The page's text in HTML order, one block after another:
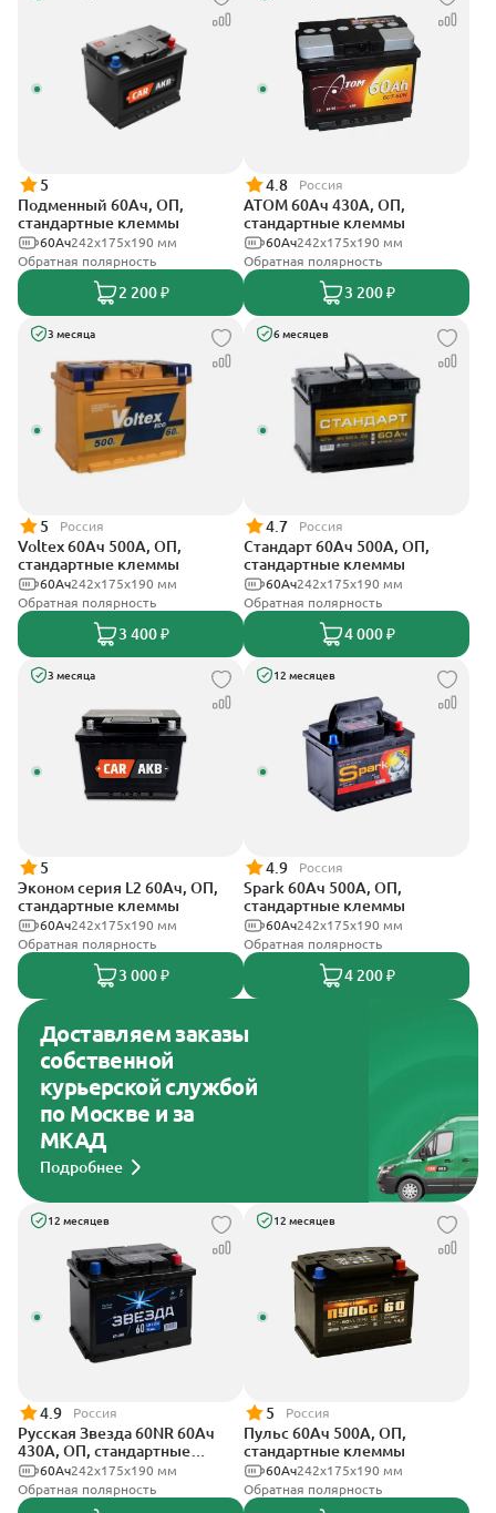
5
Подменный 60Ач, ОП,
стандартные клеммы
242х175х190 мм
60Ач
Обратная полярность
2 200 ₽
4.8 Россия
АТОМ 60Ач 430А, ОП,
стандартные клеммы
242х175х190 мм
60Ач
Обратная полярность
3 200 ₽
3 месяца
5 Россия
Voltex 60Ач 500А, ОП,
стандартные клеммы
242х175х190 мм
60Ач
Обратная полярность
3 400 ₽
6 месяцев
4.7 Россия
Стандарт 60Ач 500А, ОП,
стандартные клеммы
242x175x190 мм
60Ач
Обратная полярность
4 000 ₽
3 месяца
5
Эконом серия L2 60Ач, ОП,
стандартные клеммы
242х175х190 мм
60Ач
Обратная полярность
3 000 ₽
12 месяцев
4.9 Россия
Spark 60Ач 500А, ОП,
стандартные клеммы
242х175х190 мм
60Ач
Обратная полярность
4 200 ₽
Доставляем заказы
собственной
курьерской службой
по Москве и за
МКАД
Подробнее
12 месяцев
4.9 Россия
Русская Звезда 60NR 60Ач
430А, ОП, стандартные
клеммы242x175x190 мм
60Ач
Обратная полярность
12 месяцев
5 Россия
Пульс 60Ач 500А, ОП,
стандартные клеммы
242x175x190 мм
60Ач
Обратная полярность